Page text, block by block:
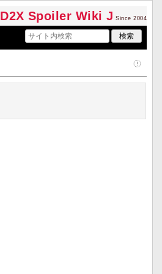
D2X Spoiler Wiki J Since 2004